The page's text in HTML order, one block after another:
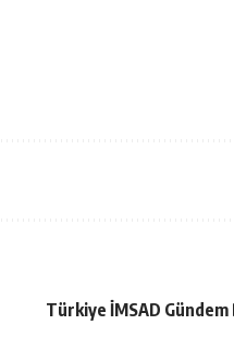
Türkiye İMSAD Gündem